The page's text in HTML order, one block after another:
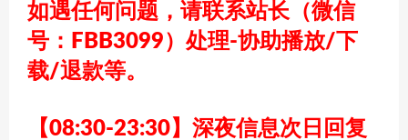
如遇任何问题，请联系站长（微信
号：FBB3099） 处理-协助播放/下
载/退款等。
【08:30-23:30】深夜信息次日回复